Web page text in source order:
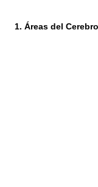
1. Áreas del Cerebro